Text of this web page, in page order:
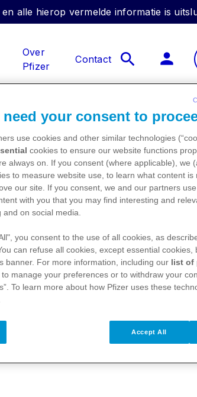
alle hierop vermelde informatie is
Over
Pfizer
Contact
van leven
met kanker’
Muller is bedoeld voor iedereen die
reageren? En wat niet? Daar geeft
Vraag het boek kosteloos aan.
need your consent to
use cookies and other similar technologies
cookies to ensure our website functions
always on. If you consent (where applicable), we
to measure website use, to learn what content is
our site. If you consent, we and our partners use
with you that you may find interesting and
on social media.
you consent to the use of all cookies, as
can refuse all cookies, except essential cookies,
banner. For more information, including our list of
manage your preferences or to withdraw your
To learn more about how Pfizer uses these
Accept All